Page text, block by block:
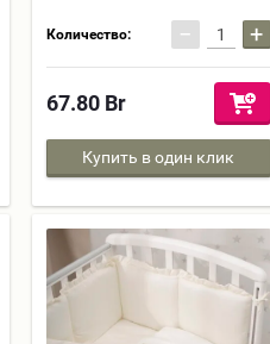
Количество: − +
67.80Br
Купить в один клик